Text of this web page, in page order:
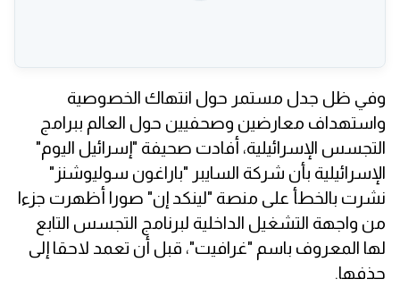
وفي ظل جدل مستمر حول انتهاك الخصوصية
واستهداف معارضين وصحفيين حول العالم ببرامج
التجسس الإسرائيلية، أفادت صحيفة "إسرائيل اليوم"
الإسرائيلية بأن شركة السايبر "باراغون سوليوشنز"
نشرت بالخطأ على منصة "لينكد إن" صورا أظهرت جزءا
من واجهة التشغيل الداخلية لبرنامج التجسس التابع
لها المعروف باسم "غرافيت"، قبل أن تعمد لاحقا إلى
حذفها.